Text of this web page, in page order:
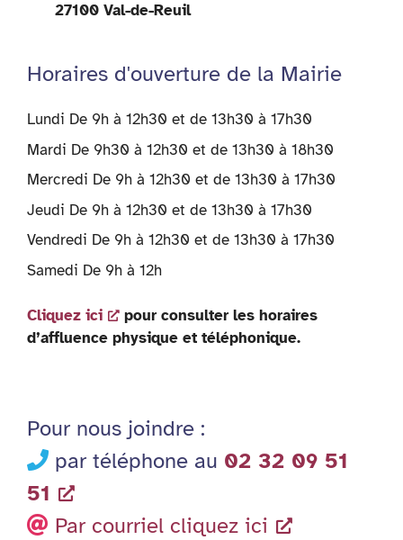
27100 Val-de-Reuil
Horaires d'ouverture de la Mairie
Lundi De 9h à 12h30 et de 13h30 à 17h30
Mardi De 9h30 à 12h30 et de 13h30 à 18h30
Mercredi De 9h à 12h30 et de 13h30 à 17h30
Jeudi De 9h à 12h30 et de 13h30 à 17h30
Vendredi De 9h à 12h30 et de 13h30 à 17h30
Samedi De 9h à 12h
Cliquez ici
pour consulter les horaires
d’affluence physique et téléphonique.
Pour nous joindre :
par téléphone au 02 32 09 51
51
Par courriel cliquez ici